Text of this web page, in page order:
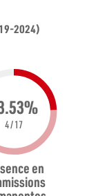
2024)
4 / 17
en